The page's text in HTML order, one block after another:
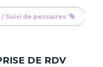
Suivi de pessaires
DE RDV